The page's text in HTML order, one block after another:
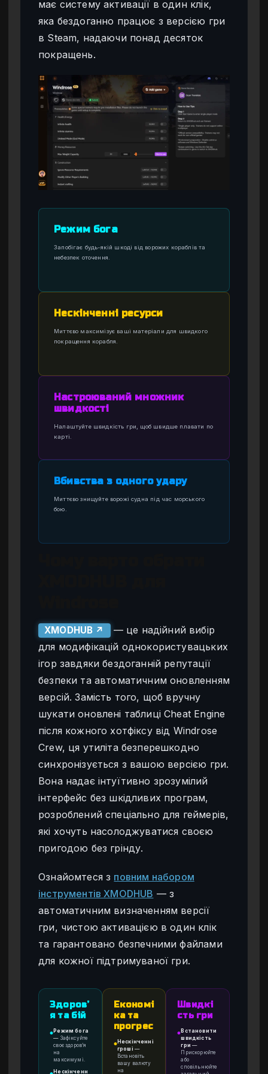
має систему активації в один клік,
яка бездоганно працює з версією гри
в Steam, надаючи понад десяток
покращень.
Режим бога
Запобігає будь-якій шкоді від ворожих кораблів та
небезпек оточення.
Нескінченні ресурси
Миттєво максимізує ваші матеріали для швидкого
покращення корабля.
Настроюваний множник
швидкості
Налаштуйте швидкість гри, щоб швидше плавати по
карті.
Вбивства з одного удару
Миттєво знищуйте ворожі судна під час морського
бою.
XMODHUB ↗
— це надійний вибір
для модифікацій однокористувацьких
ігор завдяки бездоганній репутації
безпеки та автоматичним оновленням
версій. Замість того, щоб вручну
шукати оновлені таблиці Cheat Engine
після кожного хотфіксу від Windrose
Crew, ця утиліта безперешкодно
синхронізується з вашою версією гри.
Вона надає інтуїтивно зрозумілий
інтерфейс без шкідливих програм,
розроблений спеціально для геймерів,
які хочуть насолоджуватися своєю
пригодою без грінду.
Ознайомтеся з повним набором
інструментів XMODHUB — з
автоматичним визначенням версії
гри, чистою активацією в один клік
та гарантовано безпечними файлами
для кожної підтримуваної гри.
Здоров’
я та бій
● Режим бога
— Зафіксуйте
своє здоров’я
на
максимумі.
Нескінченн
Економі
ка та
прогрес
● Нескінченні
гроші —
Встановіть
вашу валюту
на
Швидкі
сть гри
●Встановити
швидкість
гри —
Прискорюйте
або
сповільнюйте